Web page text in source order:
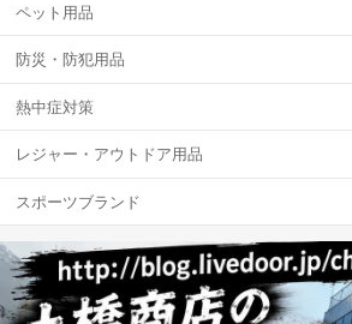
ペット用品
防災・防犯用品
熱中症対策
レジャー・アウトドア用品
スポーツブランド